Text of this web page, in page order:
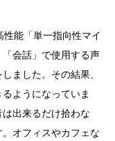
能「単一指向性マイ
会話」で使用する声
ました。その結果、
ようになっていま
出来るだけ拾わな
オフィスやカフェな